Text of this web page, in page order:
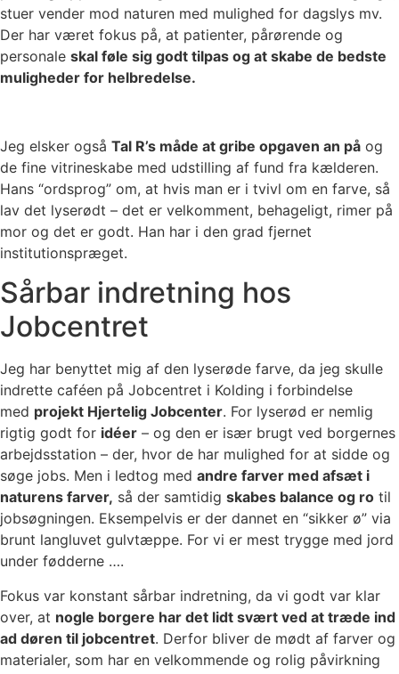
stuer vender mod naturen med mulighed for dagslys mv.
Der har været fokus på, at patienter, pårørende og
personale skal føle sig godt tilpas og at skabe de bedste
muligheder for helbredelse.
Jeg elsker også Tal R’s måde at gribe opgaven an på og
de fine vitrineskabe med udstilling af fund fra kælderen.
Hans “ordsprog” om, at hvis man er i tvivl om en farve, så
lav det lyserødt – det er velkomment, behageligt, rimer på
mor og det er godt. Han har i den grad fjernet
institutionspræget.
Sårbar indretning hos
Jobcentret
Jeg har benyttet mig af den lyserøde farve, da jeg skulle
indrette caféen på Jobcentret i Kolding i forbindelse
med projekt Hjertelig Jobcenter. For lyserød er nemlig
rigtig godt for idéer – og den er især brugt ved borgernes
arbejdsstation – der, hvor de har mulighed for at sidde og
søge jobs. Men i ledtog med andre farver med afsæt i
naturens farver, så der samtidig skabes balance og ro til
jobsøgningen. Eksempelvis er der dannet en “sikker ø” via
brunt langluvet gulvtæppe. For vi er mest trygge med jord
under fødderne ….
Fokus var konstant sårbar indretning, da vi godt var klar
over, at nogle borgere har det lidt svært ved at træde ind
ad døren til jobcentret. Derfor bliver de mødt af farver og
materialer, som har en velkommende og rolig påvirkning